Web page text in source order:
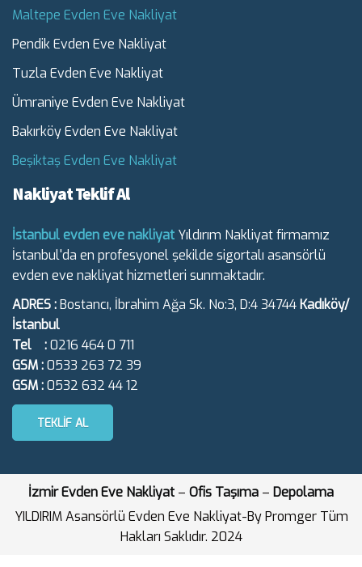
Maltepe Evden Eve Nakliyat
Pendik Evden Eve Nakliyat
Tuzla Evden Eve Nakliyat
Ümraniye Evden Eve Nakliyat
Bakırköy Evden Eve Nakliyat
Beşiktaş Evden Eve Nakliyat
Nakliyat Teklif Al
İstanbul evden eve nakliyat Yıldırım Nakliyat firmamız
İstanbul'da en profesyonel şekilde sigortalı asansörlü
evden eve nakliyat hizmetleri sunmaktadır.
ADRES :Bostancı, İbrahim Ağa Sk. No:3, D:4 34744Kadıköy/
İstanbul
Tel :0216 464 0 711
GSM :0533 263 72 39
GSM :0532 632 44 12
TEKLIF AL
İzmir Evden Eve Nakliyat – Ofis Taşıma – Depolama
YILDIRIM Asansörlü Evden Eve Nakliyat-By Promger Tüm
Hakları Saklıdır. 2024